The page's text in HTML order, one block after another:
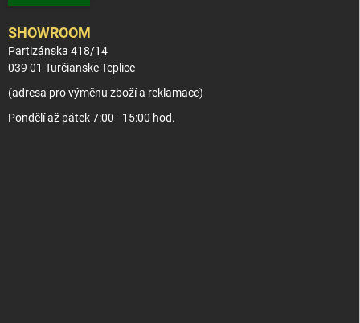
SHOWROOM
Partizánska 418/14
039 01 Turčianske Teplice
(adresa pro výměnu zboží a reklamace)
Pondělí až pátek 7:00 - 15:00 hod.